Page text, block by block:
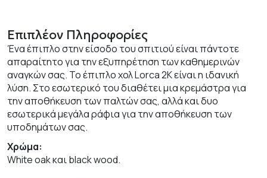
Επιπλέον Πληροφορίες
Ένα έπιπλο στην είσοδο του σπιτιού είναι πάντοτε
απαραίτητο για την εξυπηρέτηση των καθημερινών
αναγκών σας. Το έπιπλο χολ Lorca 2K είναι η ιδανική
λύση. Στο εσωτερικό του διαθέτει μια κρεμάστρα για
την αποθήκευση των παλτών σας, αλλά και δυο
εσωτερικά μεγάλα ράφια για την αποθήκευση των
υποδημάτων σας.
Χρώμα:
White oak και black wood.